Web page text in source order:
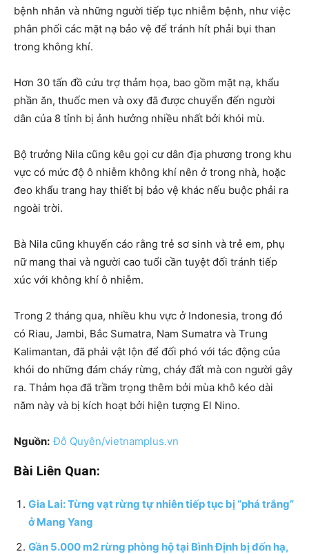
bệnh nhân và những người tiếp tục nhiễm bệnh, như việc
phân phối các mặt nạ bảo vệ để tránh hít phải bụi than
trong không khí.
Hơn 30 tấn đồ cứu trợ thảm họa, bao gồm mặt nạ, khẩu
phần ăn, thuốc men và oxy đã được chuyển đến người
dân của 8 tỉnh bị ảnh hưởng nhiều nhất bởi khói mù.
Bộ trưởng Nila cũng kêu gọi cư dân địa phương trong khu
vực có mức độ ô nhiễm không khí nên ở trong nhà, hoặc
đeo khẩu trang hay thiết bị bảo vệ khác nếu buộc phải ra
ngoài trời.
Bà Nila cũng khuyến cáo rằng trẻ sơ sinh và trẻ em, phụ
nữ mang thai và người cao tuổi cần tuyệt đối tránh tiếp
xúc với không khí ô nhiễm.
Trong 2 tháng qua, nhiều khu vực ở Indonesia, trong đó
có Riau, Jambi, Bắc Sumatra, Nam Sumatra và Trung
Kalimantan, đã phải vật lộn để đối phó với tác động của
khói do những đám cháy rừng, cháy đất mà con người gây
ra. Thảm họa đã trầm trọng thêm bởi mùa khô kéo dài
năm này và bị kích hoạt bởi hiện tượng El Nino.
Nguồn: Đỗ Quyên/vietnamplus.vn
Bài Liên Quan:
Gia Lai: Từng vạt rừng tự nhiên tiếp tục bị “phá trắng”
ở Mang Yang
Gần 5.000 m2 rừng phòng hộ tại Bình Định bị đốn hạ,